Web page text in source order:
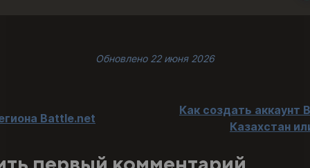
Обновлено 22 июня 2026
Battle.net
Как создать аккаунт
Казахстан